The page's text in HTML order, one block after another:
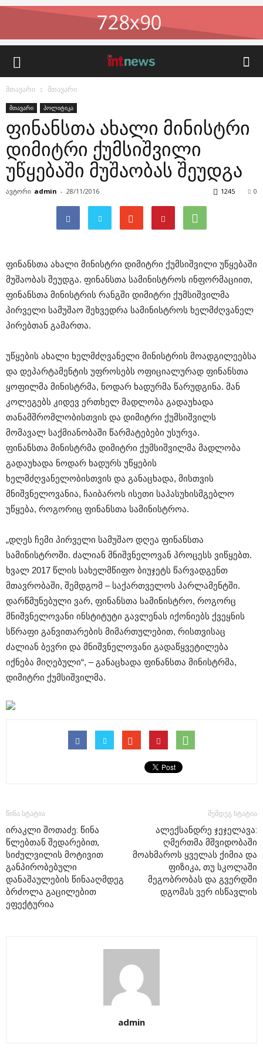
მთავარი მთავარი
მთავარი პოლიტიკა
ფინანსთა ახალი მინისტრი
დიმიტრი ქუმსიშვილი
უწყებაში მუშაობას შეუდგა
ავტორი admin - 28/11/2016 0
1245
ფინანსთა ახალი მინისტრი დიმიტრი ქუმსიშვილი უწყებაში
მუშაობას შეუდგა. ფინანსთა სამინისტროს ინფორმაციით,
ფინანსთა მინისტრის რანგში დიმიტრი ქუმსიშვილმა
პირველი სამუშაო შეხვედრა სამინისტროს ხელმძღვანელ
პირებთან გამართა.
უწყების ახალი ხელმძღვანელი მინისტრის მოადგილეებსა
და დეპარტამენტის უფროსებს ოფიციალურად ფინანსთა
ყოფილმა მინისტრმა, ნოდარ ხადურმა წარუდგინა. მან
კოლეგებს კიდევ ერთხელ მადლობა გადაუხადა
თანამშრომლობისთვის და დიმიტრი ქუმსიშვილს
მომავალ საქმიანობაში წარმატებები უსურვა.
ფინანსთა მინისტრმა დიმიტრი ქუმსიშვილმა მადლობა
გადაუხადა ნოდარ ხადურს უწყების
ხელმძღვანელობისთვის და განაცხადა, მისთვის
მნიშვნელოვანია, ჩაიბაროს ისეთი საპასუხისმგებლო
უწყება, როგორიც ფინანსთა სამინისტროა.
„დღეს ჩემი პირველი სამუშაო დღეა ფინანსთა
სამინისტროში. ძალიან მნიშვნელოვან პროცესს ვიწყებთ.
ხვალ 2017 წლის სახელმწიფო ბიუჯეტს წარვადგენთ
მთავრობაში, შემდგომ – საქართველოს პარლამენტში.
დარწმუნებული ვარ, ფინანსთა სამინისტრო, როგორც
მნიშვნელოვანი ინსტიტუტი გავლენას იქონიებს ქვეყნის
სწრაფი განვითარების მიმართულებით, რისთვისაც
ძალიან ბევრი და მნიშვნელოვანი გადაწყვეტილება
იქნება მიღებული“, – განაცხადა ფინანსთა მინისტრმა,
დიმიტრი ქუმსიშვილმა.
წინა სტატია
ირაკლი შოთაძე: წინა
წლებთან შედარებით,
სიძულვილის მოტივით
განპირობებული
დანაშაულების წინააღმდეგ
ბრძოლა გაცილებით
ეფექტურია
შემდეგ სტატია
ალექსანდრე ჯეჯელავა:
ღმერთმა მშვიდობაში
მოახმაროს ყველას ქიმია და
ფიზიკა, თუ სკოლაში
მეგობრობას და გვერდში
დგომას ვერ ისწავლის
admin